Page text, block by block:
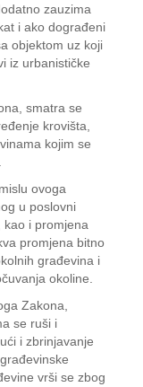
zauzima
i ako dograđeni
objektom uz koji
iz urbanističke
smatra se
krovišta,
kojim se
ovoga
u poslovni
kao i promjena
promjena bitno
građevina i
okoline.
Zakona,
se ruši i
i zbrinjavanje
vrši se zbog